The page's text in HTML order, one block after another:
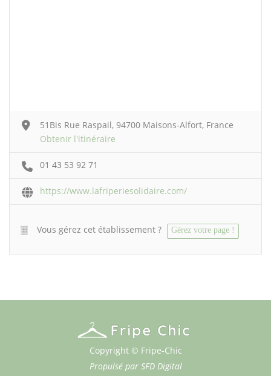
51Bis Rue Raspail, 94700 Maisons-Alfort, France
Obtenir l'itinéraire
01 43 53 92 71
https://www.lafriperiesolidaire.com/
Vous gérez cet établissement ? Gérez votre page !
Copyright © Fripe-Chic
Propulsé par SFD Digital